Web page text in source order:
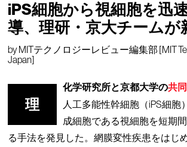
iPS細胞から視細胞を迅
導、理研・京大チームが
byMITテクノロジーレビュー編集部 [MIT
Japan]
理
化学研究所と京都大学の共
人工多能性幹細胞（iPS細胞
成細胞である視細胞を短期
る手法を発見した。網膜変性疾患をはじ